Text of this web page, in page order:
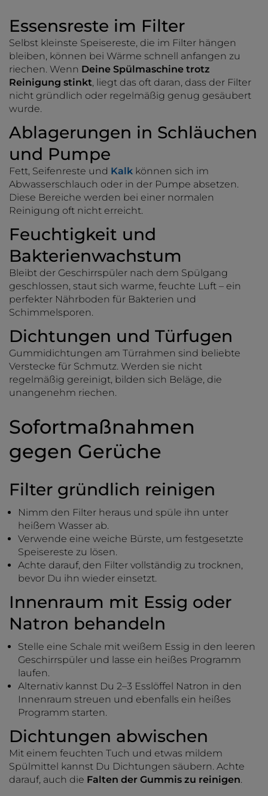
Essensreste im Filter
Selbst kleinste Speisereste, die im Filter hängen
bleiben, können bei Wärme schnell anfangen zu
riechen. Wenn Deine Spülmaschine trotz
Reinigung stinkt, liegt das oft daran, dass der Filter
nicht gründlich oder regelmäßig genug gesäubert
wurde.
Ablagerungen in Schläuchen
und Pumpe
Fett, Seifenreste und Kalk können sich im
Abwasserschlauch oder in der Pumpe absetzen.
Diese Bereiche werden bei einer normalen
Reinigung oft nicht erreicht.
Feuchtigkeit und
Bakterienwachstum
Bleibt der Geschirrspüler nach dem Spülgang
geschlossen, staut sich warme, feuchte Luft – ein
perfekter Nährboden für Bakterien und
Schimmelsporen.
Dichtungen und Türfugen
Gummidichtungen am Türrahmen sind beliebte
Verstecke für Schmutz. Werden sie nicht
regelmäßig gereinigt, bilden sich Beläge, die
unangenehm riechen.
Sofortmaßnahmen
gegen Gerüche
Filter gründlich reinigen
Nimm den Filter heraus und spüle ihn unter
heißem Wasser ab.
Verwende eine weiche Bürste, um festgesetzte
Speisereste zu lösen.
Achte darauf, den Filter vollständig zu trocknen,
bevor Du ihn wieder einsetzt.
Innenraum mit Essig oder
Natron behandeln
Stelle eine Schale mit weißem Essig in den leeren
Geschirrspüler und lasse ein heißes Programm
laufen.
Alternativ kannst Du 2–3 Esslöffel Natron in den
Innenraum streuen und ebenfalls ein heißes
Programm starten.
Dichtungen abwischen
Mit einem feuchten Tuch und etwas mildem
Spülmittel kannst Du Dichtungen säubern. Achte
darauf, auch die Falten der Gummis zu reinigen.